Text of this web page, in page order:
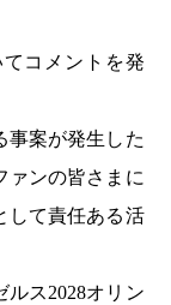
コメントを発
事案が発生した
ァンの皆さまに
して責任ある活
ス2028オリン